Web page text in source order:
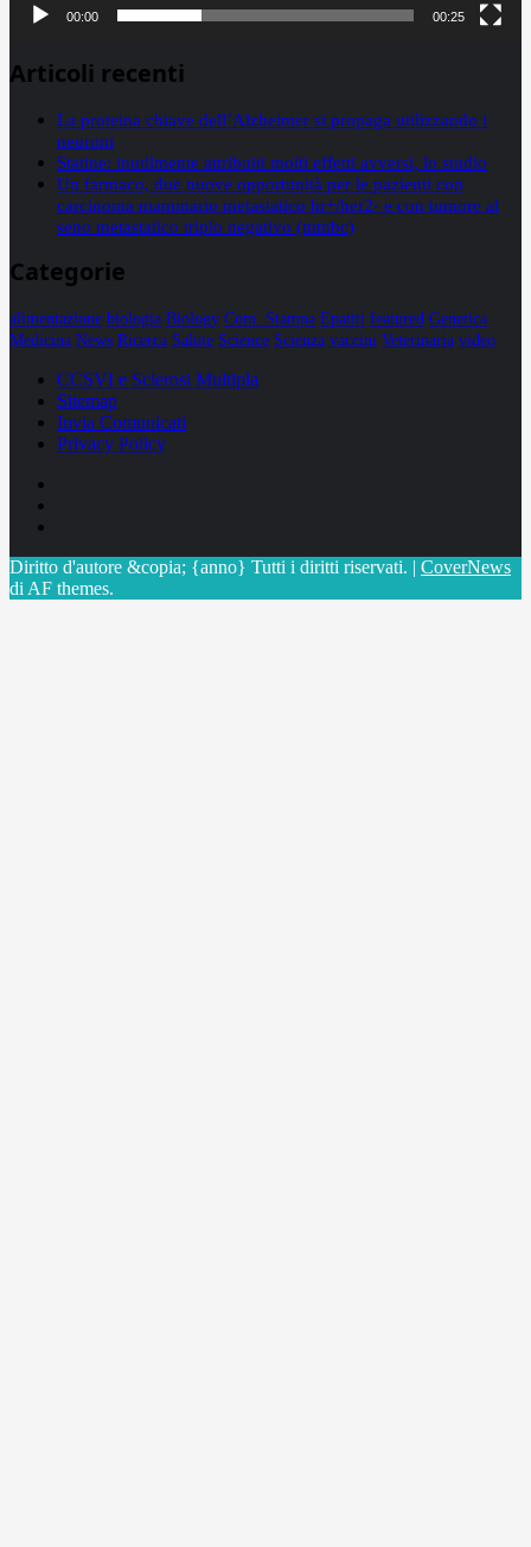
00:00 00:25
Articoli recenti
La proteina chiave dell’Alzheimer si propaga utilizzando i
neuroni
Statine: inutilmente attribuiti molti effetti avversi, lo studio
Un farmaco, due nuove opportunità per le pazienti con
carcinoma mammario metastatico hr+/her2- e con tumore al
seno metastatico triplo negativo (mtnbc)
Categorie
alimentazione biologia Biology Com. Stampa Epatiti featured Genetica
Medicina News Ricerca Salute Science Scienza vaccini Veterinaria video
CCSVI e Sclerosi Multipla
Sitemap
Invia Comunicati
Privacy Policy
Diritto d'autore &copia; {anno} Tutti i diritti riservati. | CoverNews
di AF themes.